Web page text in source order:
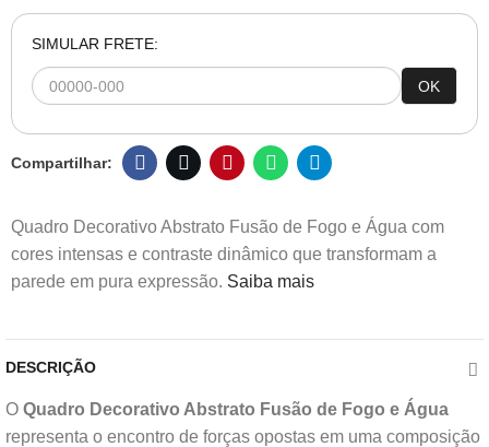
SIMULAR FRETE:
OK
Quadro Decorativo Abstrato Fusão de Fogo e Água com
cores intensas e contraste dinâmico que transformam a
parede em pura expressão. Saiba mais
DESCRIÇÃO
O Quadro Decorativo Abstrato Fusão de Fogo e Água
representa o encontro de forças opostas em uma composição